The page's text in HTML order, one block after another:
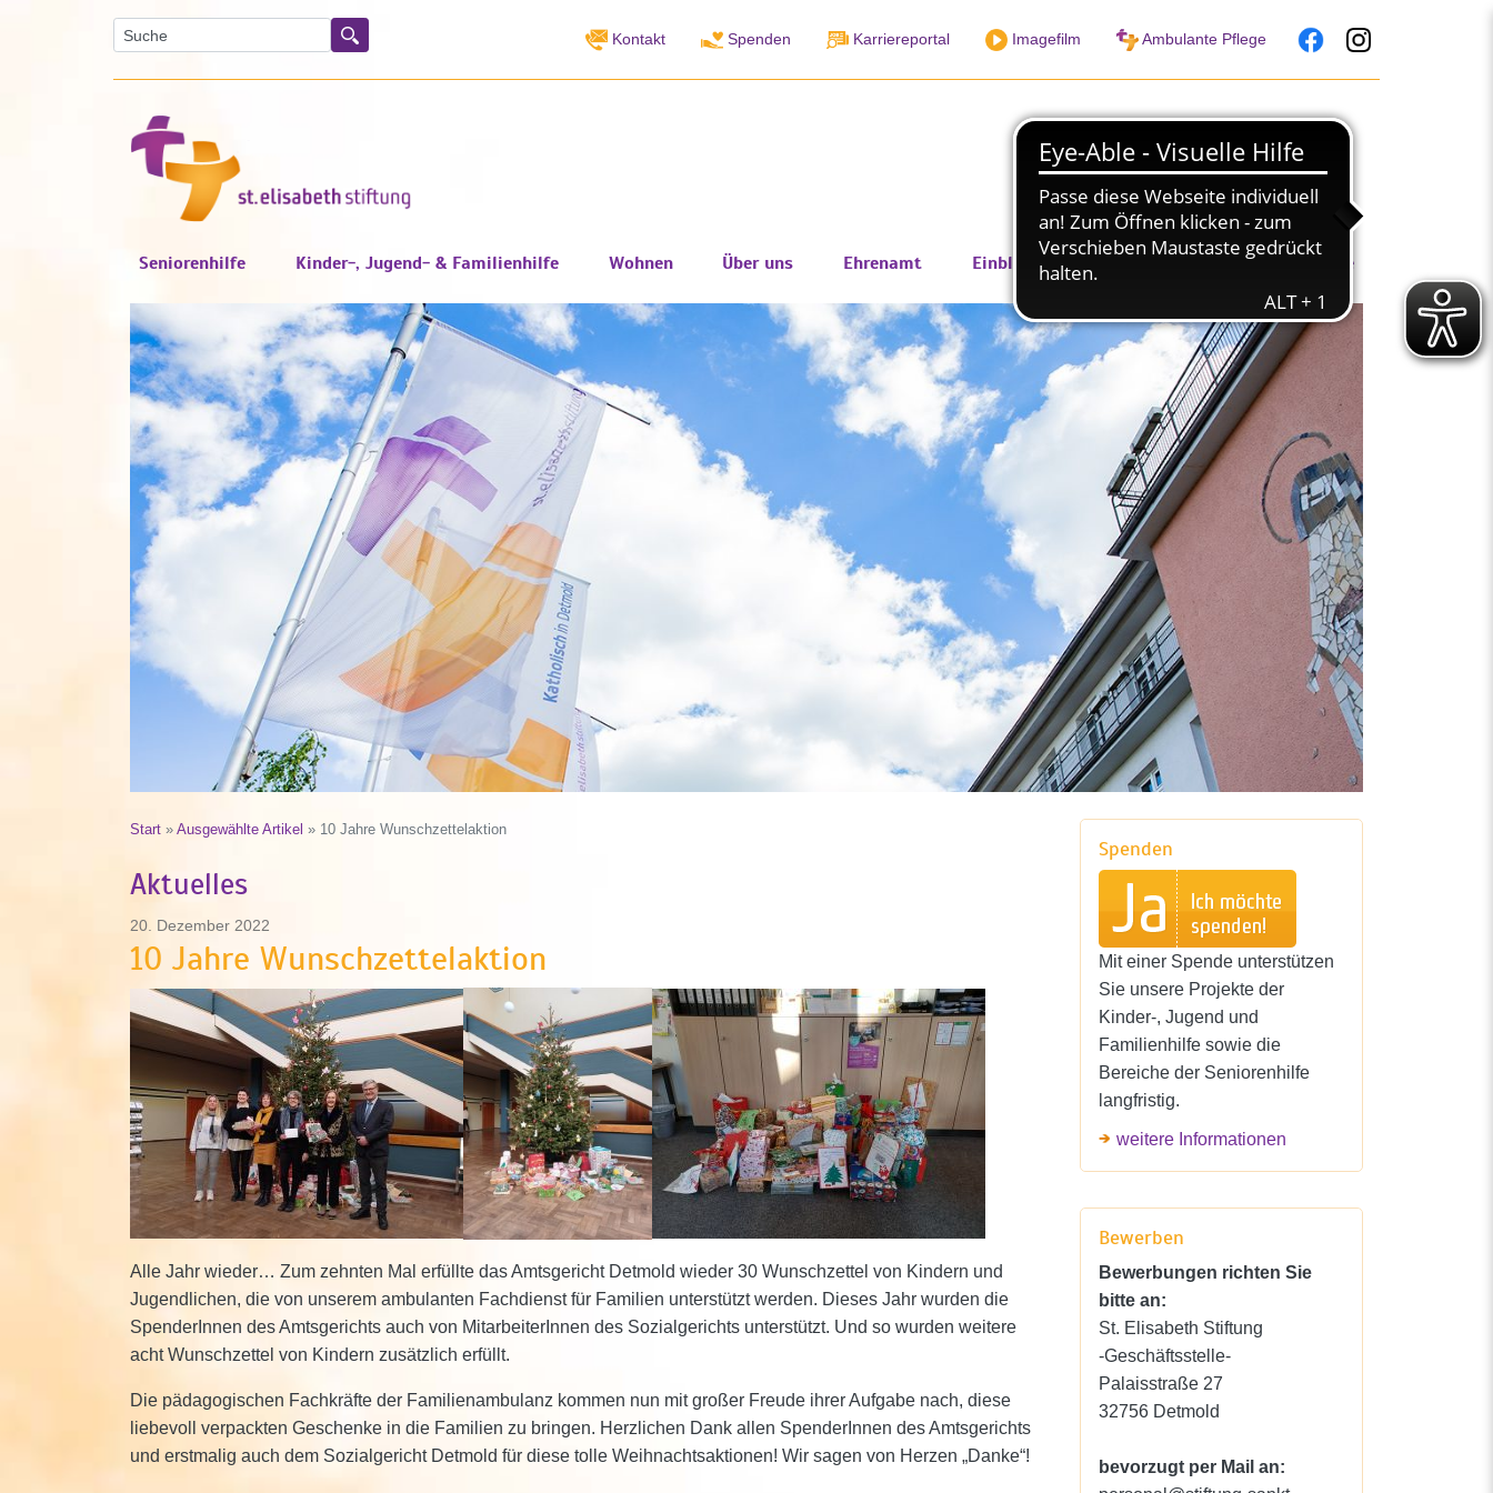
Suche Suchen Kontakt Spenden Karriereportal Imagefilm Ambulante Pflege
Seniorenhilfe Kinder-, Jugend- & Familienhilfe Wohnen Über uns Ehrenamt Einblicke in unsere Arbeit Jobs & Karriere
Start » Ausgewählte Artikel » 10 Jahre Wunschzettelaktion
Aktuelles
20. Dezember 2022
10 Jahre Wunschzettelaktion
Alle Jahr wieder… Zum zehnten Mal erfüllte das Amtsgericht Detmold wieder 30 Wunschzettel von Kindern und
Jugendlichen, die von unserem ambulanten Fachdienst für Familien unterstützt werden. Dieses Jahr wurden die
SpenderInnen des Amtsgerichts auch von MitarbeiterInnen des Sozialgerichts unterstützt. Und so wurden weitere
acht Wunschzettel von Kindern zusätzlich erfüllt.
Die pädagogischen Fachkräfte der Familienambulanz kommen nun mit großer Freude ihrer Aufgabe nach, diese
liebevoll verpackten Geschenke in die Familien zu bringen. Herzlichen Dank allen SpenderInnen des Amtsgerichts
und erstmalig auch dem Sozialgericht Detmold für diese tolle Weihnachtsaktionen! Wir sagen von Herzen „Danke“!
Spenden
Mit einer Spende unterstützen
Sie unsere Projekte der
Kinder-, Jugend und
Familienhilfe sowie die
Bereiche der Seniorenhilfe
langfristig.
weitere Informationen
Bewerben
Bewerbungen richten Sie
bitte an:
St. Elisabeth Stiftung
-Geschäftsstelle-
Palaisstraße 27
32756 Detmold
bevorzugt per Mail an: